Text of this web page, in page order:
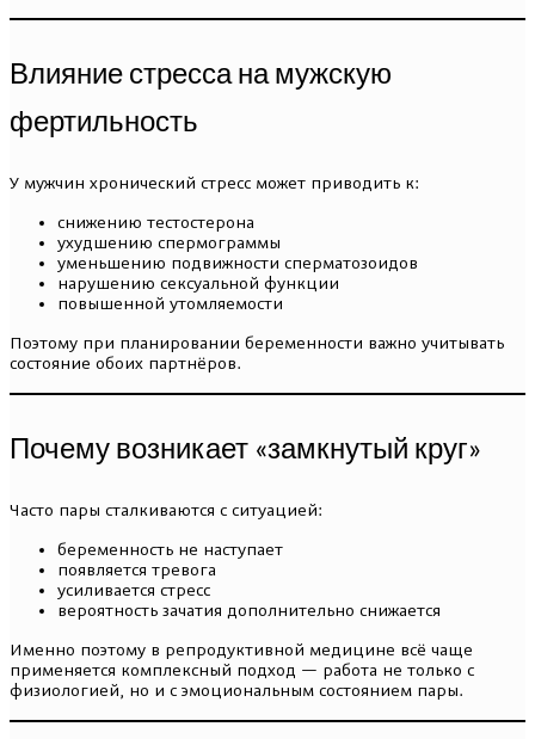
Влияние стресса на мужскую
фертильность
У мужчин хронический стресс может приводить к:
снижению тестостерона
ухудшению спермограммы
уменьшению подвижности сперматозоидов
нарушению сексуальной функции
повышенной утомляемости
Поэтому при планировании беременности важно учитывать
состояние обоих партнёров.
Почему возникает «замкнутый круг»
Часто пары сталкиваются с ситуацией:
беременность не наступает
появляется тревога
усиливается стресс
вероятность зачатия дополнительно снижается
Именно поэтому в репродуктивной медицине всё чаще
применяется комплексный подход — работа не только с
физиологией, но и с эмоциональным состоянием пары.